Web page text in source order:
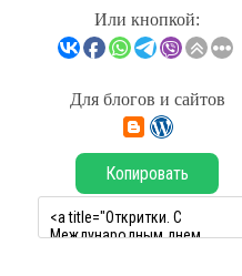
Или кнопкой:
Для блогов и сайтов
Копировать